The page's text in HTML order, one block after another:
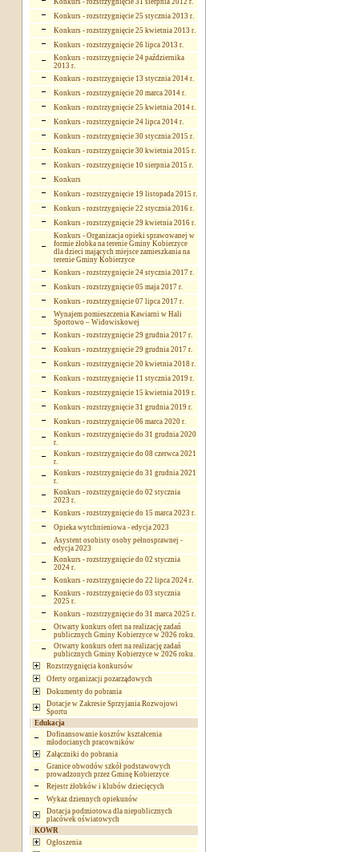
Konkurs - rozstrzygnięcie 31 sierpnia 2012 r.
Konkurs - rozstrzygnięcie 25 stycznia 2013 r.
Konkurs - rozstrzygnięcie 25 kwietnia 2013 r.
Konkurs - rozstrzygnięcie 26 lipca 2013 r.
Konkurs - rozstrzygnięcie 24 października
2013 r.
Konkurs - rozstrzygnięcie 13 stycznia 2014 r.
Konkurs - rozstrzygnięcie 20 marca 2014 r.
Konkurs - rozstrzygnięcie 25 kwietnia 2014 r.
Konkurs - rozstrzygnięcie 24 lipca 2014 r.
Konkurs - rozstrzygnięcie 30 stycznia 2015 r.
Konkurs - rozstrzygnięcie 30 kwietnia 2015 r.
Konkurs - rozstrzygnięcie 10 sierpnia 2015 r.
Konkurs
Konkurs - rozstrzygnięcie 19 listopada 2015 r.
Konkurs - rozstrzygnięcie 22 stycznia 2016 r.
Konkurs - rozstrzygnięcie 29 kwietnia 2016 r.
Konkurs - Organizacja opieki sprawowanej w
formie żłobka na terenie Gminy Kobierzyce
dla dzieci mających miejsce zamieszkania na
terenie Gminy Kobierzyce
Konkurs - rozstrzygnięcie 24 stycznia 2017 r.
Konkurs - rozstrzygnięcie 05 maja 2017 r.
Konkurs - rozstrzygnięcie 07 lipca 2017 r.
Wynajem pomieszczenia Kawiarni w Hali
Sportowo – Widowiskowej
Konkurs - rozstrzygnięcie 29 grudnia 2017 r.
Konkurs - rozstrzygnięcie 29 grudnia 2017 r.
Konkurs - rozstrzygnięcie 20 kwietnia 2018 r.
Konkurs - rozstrzygnięcie 11 stycznia 2019 r.
Konkurs - rozstrzygnięcie 15 kwietnia 2019 r.
Konkurs - rozstrzygnięcie 31 grudnia 2019 r.
Konkurs - rozstrzygnięcie 06 marca 2020 r.
Konkurs - rozstrzygnięcie do 31 grudnia 2020
r.
Konkurs - rozstrzygnięcie do 08 czerwca 2021
r.
Konkurs - rozstrzygnięcie do 31 grudnia 2021
r.
Konkurs - rozstrzygnięcie do 02 stycznia
2023 r.
Konkurs - rozstrzygnięcie do 15 marca 2023 r.
Opieka wytchnieniowa - edycja 2023
Asystent osobisty osoby pełnosprawnej -
edycja 2023
Konkurs - rozstrzygnięcie do 02 stycznia
2024 r.
Konkurs - rozstrzygnięcie do 22 lipca 2024 r.
Konkurs - rozstrzygnięcie do 03 stycznia
2025 r.
Konkurs - rozstrzygnięcie do 31 marca 2025 r.
Otwarty konkurs ofert na realizację zadań
publicznych Gminy Kobierzyce w 2026 roku.
Otwarty konkurs ofert na realizację zadań
publicznych Gminy Kobierzyce w 2026 roku.
Rozstrzygnięcia konkursów
Oferty organizacji pozarządowych
Dokumenty do pobrania
Dotacje w Zakresie Sprzyjania Rozwojowi
Sportu
Edukacja
Dofinansowanie kosztów kształcenia
młodocianych pracowników
Załączniki do pobrania
Granice obwodów szkół podstawowych
prowadzonych przez Gminę Kobierzyce
Rejestr żłobków i klubów dziecięcych
Wykaz dziennych opiekunów
Dotacja podmiotowa dla niepublicznych
placówek oświatowych
KOWR
Ogłoszenia